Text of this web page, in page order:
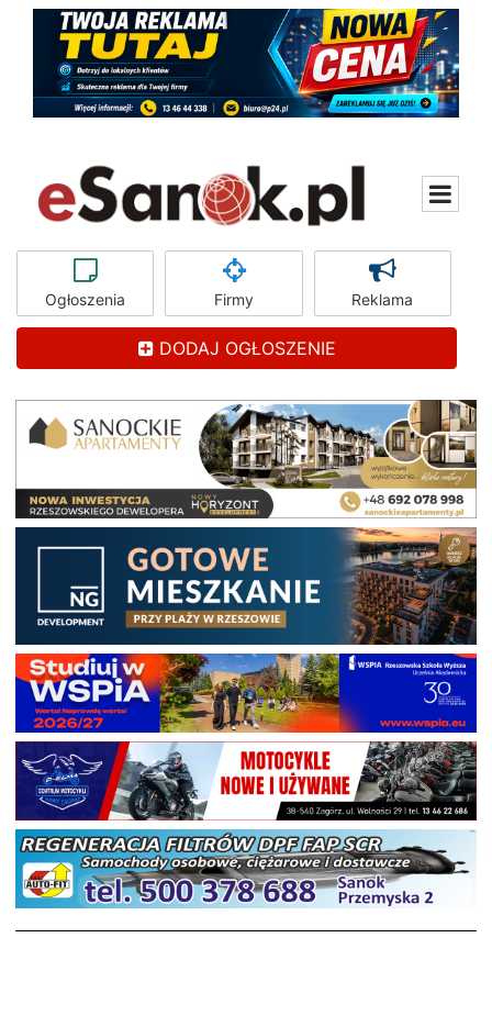
Ogłoszenia Firmy Reklama
DODAJ OGŁOSZENIE